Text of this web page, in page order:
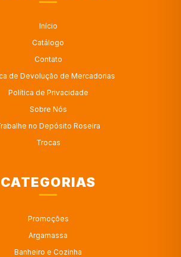
Início
Catálogo
Contato
de Devolução de Mercadorias
Política de Privacidade
Sobre Nós
no Depósito Roseira
Trocas
CATEGORIAS
Promoções
Argamassa
Banheiro e Cozinha